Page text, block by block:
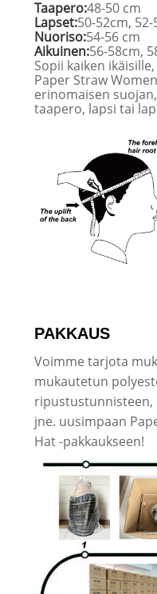
Taapero:48-50 cm
Lapset:50-52cm,
Nuoriso:54-56 cm
Aikuinen:56-58cm,
Sopii kaiken
Paper Straw
erinomaisen
taapero, lapsi tai
PAKKAUS
Voimme tarjota
mukautetun
jne. uusimpaan
Hat -pakkaukseen!